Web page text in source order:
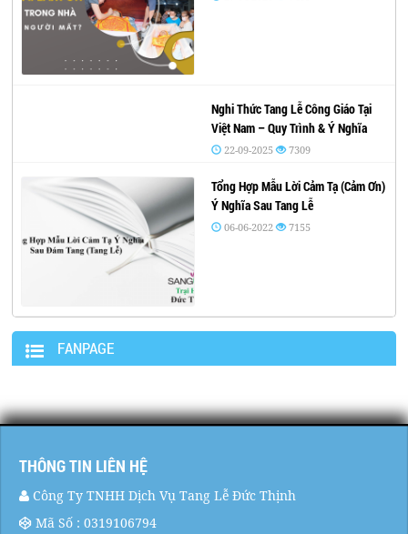
Nghi Thức Tang Lễ Công Giáo Tại
Việt Nam – Quy Trình & Ý Nghĩa
22-09-2025 7309
Tổng Hợp Mẫu Lời Cảm Tạ (Cảm Ơn)
Ý Nghĩa Sau Tang Lễ
06-06-2022 7155
FANPAGE
THÔNG TIN LIÊN HỆ
Công Ty TNHH Dịch Vụ Tang Lễ Đức Thịnh
Mã Số : 0319106794